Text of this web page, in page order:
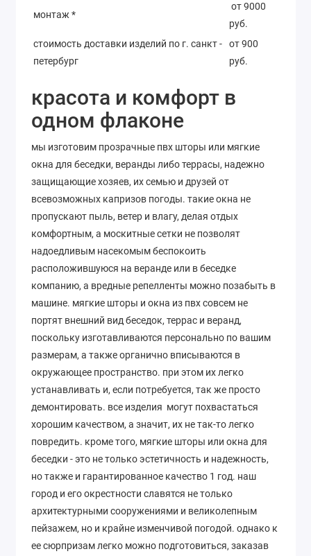
монтаж *
от 9000
руб.
стоимость доставки изделий по г. санкт -
петербург
от 900
руб.
красота и комфорт в
одном флаконе
мы изготовим прозрачные пвх шторы или мягкие
окна для беседки, веранды либо террасы, надежно
защищающие хозяев, их семью и друзей от
всевозможных капризов погоды. такие окна не
пропускают пыль, ветер и влагу, делая отдых
комфортным, а москитные сетки не позволят
надоедливым насекомым беспокоить
расположившуюся на веранде или в беседке
компанию, а вредные репелленты можно позабыть в
машине. мягкие шторы и окна из пвх совсем не
портят внешний вид беседок, террас и веранд,
поскольку изготавливаются персонально по вашим
размерам, а также органично вписываются в
окружающее пространство. при этом их легко
устанавливать и, если потребуется, так же просто
демонтировать. все изделия могут похвастаться
хорошим качеством, а значит, их не так-то легко
повредить. кроме того, мягкие шторы или окна для
беседки - это не только эстетичность и надежность,
но также и гарантированное качество 1 год. наш
город и его окрестности славятся не только
архитектурными сооружениями и великолепным
пейзажем, но и крайне изменчивой погодой. однако к
ее сюрпризам легко можно подготовиться, заказав